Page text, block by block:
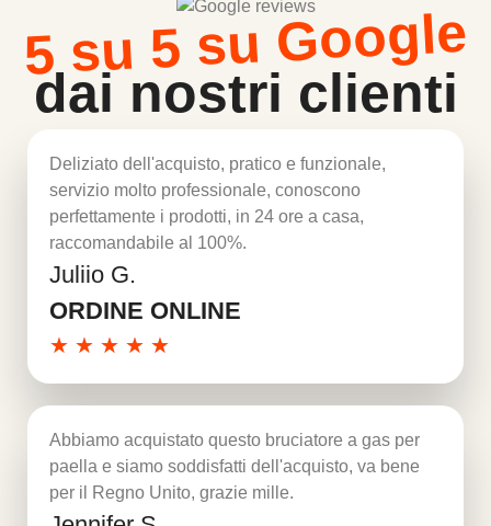
5 su 5 su Google
dai nostri clienti
Deliziato dell'acquisto, pratico e funzionale,
servizio molto professionale, conoscono
perfettamente i prodotti, in 24 ore a casa,
raccomandabile al 100%.
Juliio G.
ORDINE ONLINE
★ ★ ★ ★ ★
Abbiamo acquistato questo bruciatore a gas per
paella e siamo soddisfatti dell'acquisto, va bene
per il Regno Unito, grazie mille.